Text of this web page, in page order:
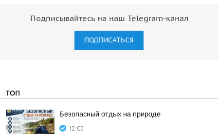
Подписывайтесь на наш Telegram-канал
ПОДПИСАТЬСЯ
ТОП
Безопасный отдых на природе
12:05